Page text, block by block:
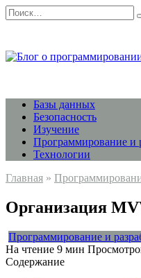
Перейти
к
Search
for:
Базы данных
Безопасность
Изучение
Программирование и
Технологии
Главная »
Организация
Программирование и
На чтение 9 мин
Содержание